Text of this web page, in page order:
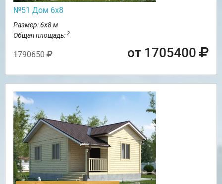
№51 Дом 6х8
Размер: 6х8 м
Общая площадь: 2
1790650 от 1705400